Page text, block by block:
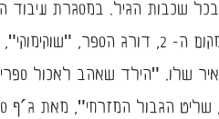
שכבות הגיל. במסגרת עיבוד
אהבו במיוחד את הספר " קוקו מחפש אמא", מאת קיקו קסזה, ובכך
שלו. "הילד שאהב לאכול
הגבול המזרחי", מאת ג´ף